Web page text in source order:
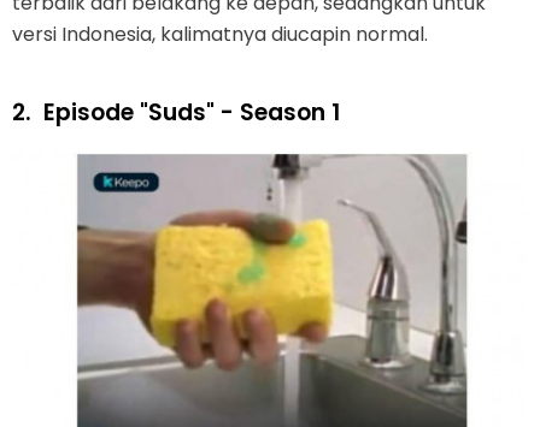
versi Indonesia, kalimatnya diucapin normal.
2. Episode "Suds" - Season 1